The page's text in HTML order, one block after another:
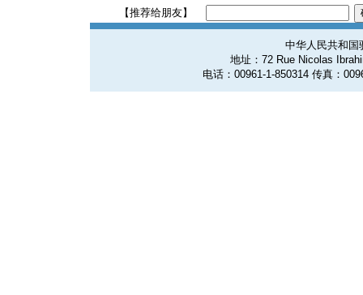
【推荐给朋友】
中华人民共和国
地址：72 Rue Nicolas
电话：00961-1-850314 传真：